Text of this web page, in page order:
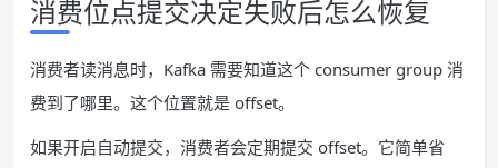
消费位点提交决定失败后怎么恢复
消费者读消息时，Kafka 需要知道这个 consumer group 消
费到了哪里。这个位置就是 offset。
如果开启自动提交，消费者会定期提交 offset。它简单省